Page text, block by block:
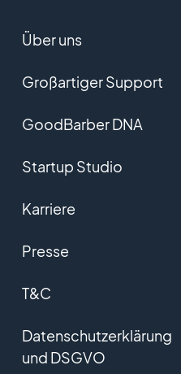
Über uns
Großartiger Support
GoodBarber DNA
Startup Studio
Karriere
Presse
T&C
Datenschutzerklärung
und DSGVO